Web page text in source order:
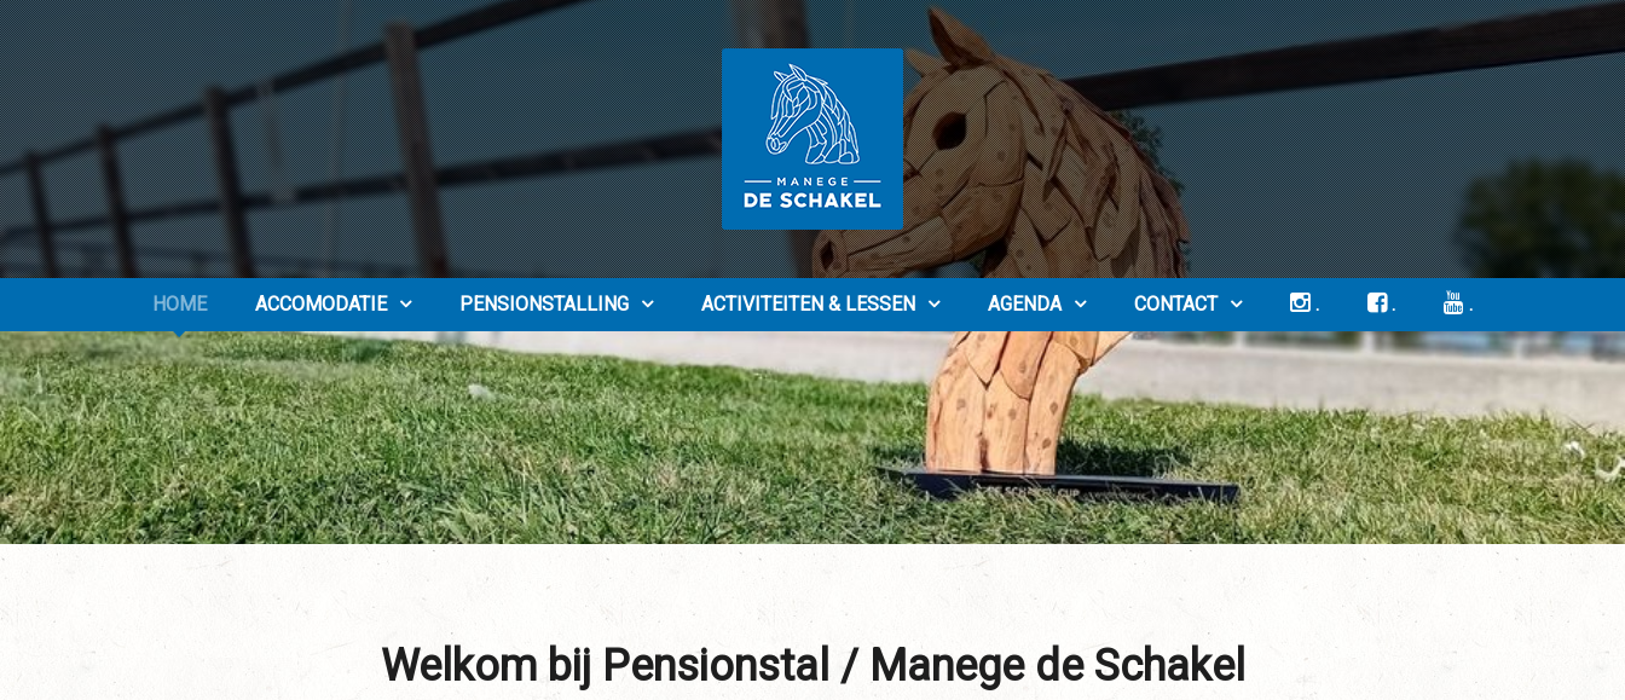
HOME ACCOMODATIE PENSIONSTALLING ACTIVITEITEN & LESSEN AGENDA CONTACT . . .
Welkom bij Pensionstal / Manege de Schakel